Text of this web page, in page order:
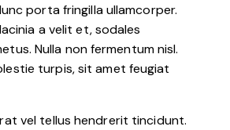
porta fringilla ullamcorper.
a velit et, sodales
Nulla non fermentum nisl.
turpis, sit amet feugiat
vel tellus hendrerit tincidunt.